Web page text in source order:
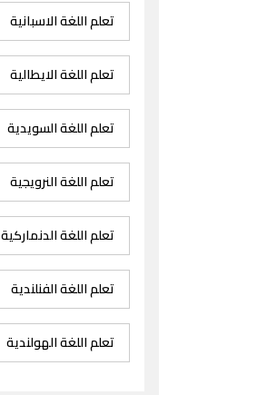
تعلم اللغة الاسبانية
تعلم اللغة الايطالية
تعلم اللغة السويدية
تعلم اللغة النرويجية
تعلم اللغة الدنماركية
تعلم اللغة الفنلندية
تعلم اللغة الهولندية